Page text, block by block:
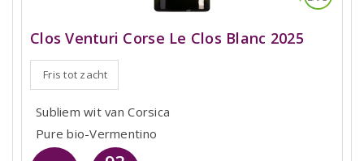
Clos Venturi Corse Le Clos Blanc 2025
Fris tot zacht
Subliem wit van Corsica
Pure bio-Vermentino